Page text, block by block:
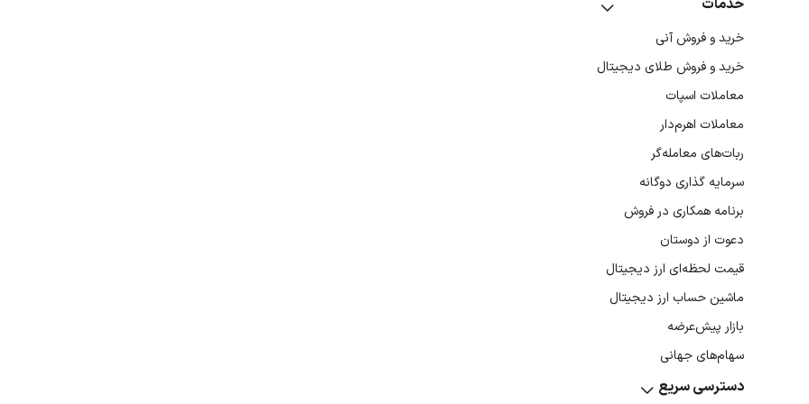
شده است که اگر شما وقت بگذارید و در فرآیند اعتبارسنجی اطلاعات مشارکت دقیق داشته باشید، شبکه به شما پاداش می‌دهد.
را برای همه باز کرده است؛ یعنی حتی اگر یک خط کدنویسی هم بلد نباشید، می‌توانید ایجنت هوش مصنوعی خودتان را برای
تحلیل داده‌ها بسازید.
آشنایی با تیم سازنده و توسعه پروژه سوارم نتورک
کسی که نصف عمرش را صرف سر‌وکله‌زدن با چالش‌های اقتصاد توکنی و دنیای غیرمتمرکز کرده است و حالا هم لیدر اصلی این
اما برای مدیریت چنین پروژه‌ای فقط بحث فنی نیست؛ تیم به کسی نیاز داشت که بتواند این پیچیدگی‌ها را به زبان نیازهای واقعی
سعی می‌کند دانش فنی تیم را به چیزی تبدیل کند که در زندگی روزمره جامعه کاربرد داشته باشد.
مورتی که مدیر فناوری این پروژه است، با تکیه بر دانشش در پروتکل‌های توزیع‌شده، یک ساختار چندلایه طراحی کرده است تا
خدمات
خرید و فروش آنی
خرید و فروش طلای دیجیتال
معاملات اسپات
معاملات اهرم‌دار
ربات‌های معامله‌گر
سرمایه گذاری دوگانه
برنامه همکاری در فروش
دعوت از دوستان
قیمت لحظه‌ای ارز دیجیتال
ماشین حساب ارز دیجیتال
بازار پیش‌عرضه
سهام‌های جهانی
دسترسی سریع